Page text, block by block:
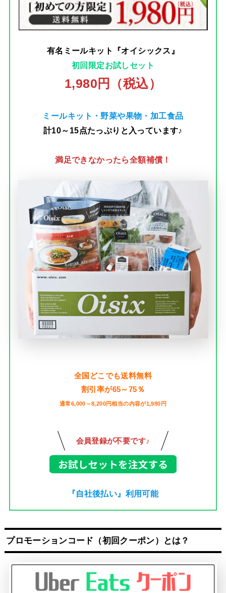
有名ミールキット『オイシックス』
初回限定お試しセット
1,980円（税込）
ミールキット・野菜や果物・加工食品
計10～15点たっぷりと入っています♪
満足できなかったら全額補償！
全国どこでも送料無料
割引率が65～75％
通常6,000～8,200円相当の内容が1,980円
会員登録が不要です♪
『自社後払い』利用可能
プロモーションコード（初回クーポン）とは？